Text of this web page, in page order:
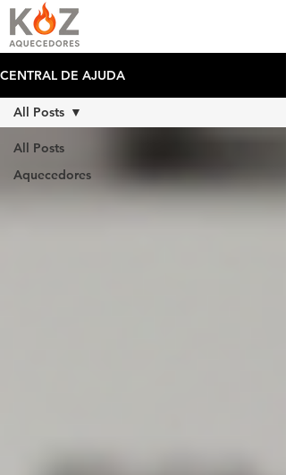
CENTRAL DE AJUDA
All Posts
Aquecedores
All Posts